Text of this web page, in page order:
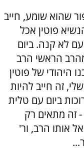
שהוא שומע, חייב
פוטין אכל
לא קנה. ביום
הראשי הרב
היהודי של פוטין
זה חייב להיות
ביום עם טלית
- זה מתאים רק
אותו הרב, ור'